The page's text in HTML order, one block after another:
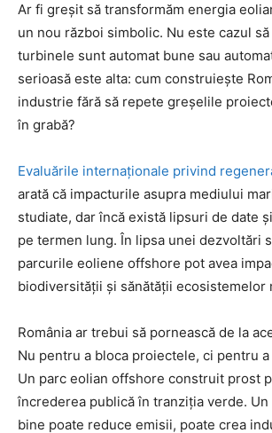
Ar fi greșit să transformăm energia
un nou război simbolic. Nu este cazul
turbinele sunt automat bune sau
serioasă este alta: cum construiește
industrie fără să repete greșelile
în grabă?
Evaluările internaționale privind
arată că impacturile asupra mediului
studiate, dar încă există lipsuri de date
pe termen lung. În lipsa unei dezvoltări
parcurile eoliene offshore pot avea
biodiversității și sănătății ecosistemelor
România ar trebui să pornească de la
Nu pentru a bloca proiectele, ci pentru
Un parc eolian offshore construit prost
încrederea publică în tranziția verde.
bine poate reduce emisii, poate crea